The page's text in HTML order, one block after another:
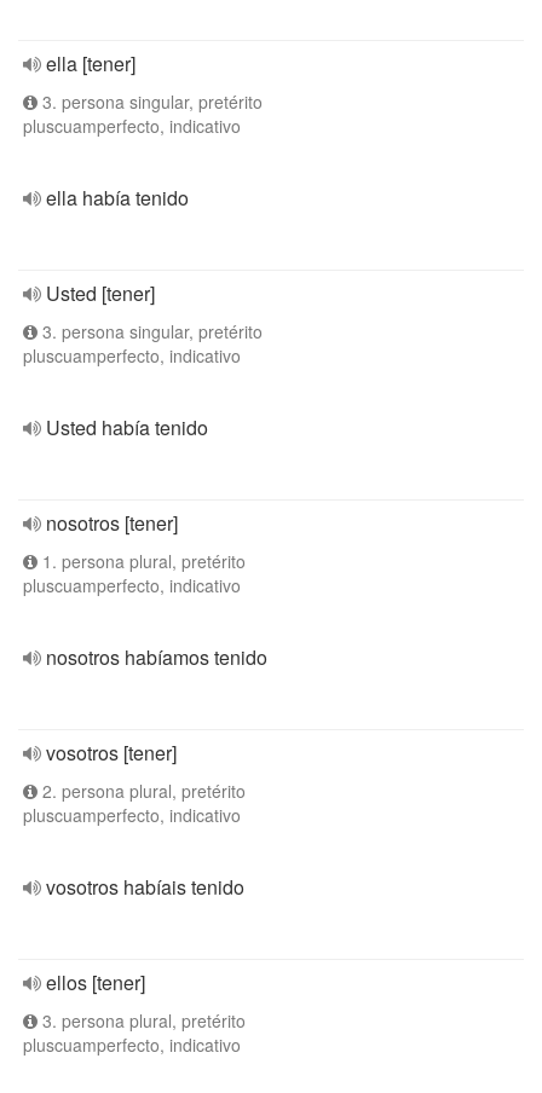
ella [tener]
3. persona singular, pretérito
pluscuamperfecto, indicativo
ella había tenido
Usted [tener]
3. persona singular, pretérito
pluscuamperfecto, indicativo
Usted había tenido
nosotros [tener]
1. persona plural, pretérito
pluscuamperfecto, indicativo
nosotros habíamos tenido
vosotros [tener]
2. persona plural, pretérito
pluscuamperfecto, indicativo
vosotros habíais tenido
ellos [tener]
3. persona plural, pretérito
pluscuamperfecto, indicativo